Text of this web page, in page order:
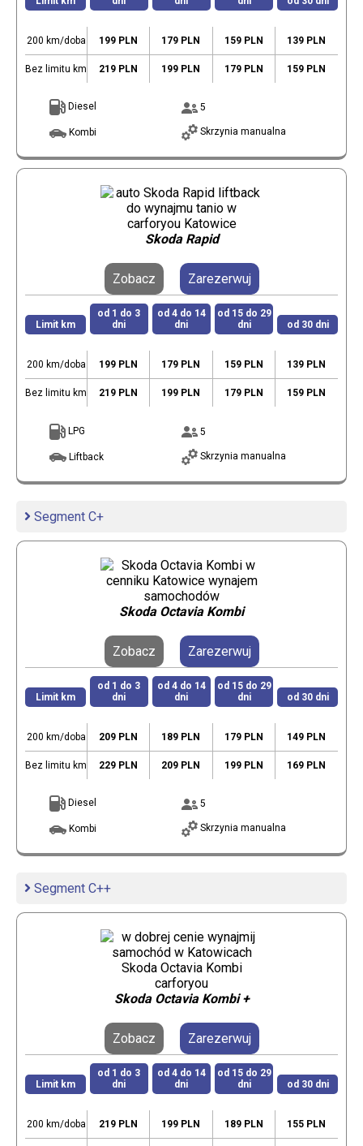
200 km/doba 199 PLN 179 PLN 159 PLN 139 PLN
Bez limitu km 219 PLN 199 PLN 179 PLN 159 PLN
Diesel 5
Kombi Skrzynia manualna
Skoda Rapid
Zobacz Zarezerwuj
Limit km
od 1 do 3
dni
od 4 do 14
dni
od 15 do 29
dni
od 30 dni
200 km/doba 199 PLN 179 PLN 159 PLN 139 PLN
Bez limitu km 219 PLN 199 PLN 179 PLN 159 PLN
LPG 5
Liftback Skrzynia manualna
Segment C+
Skoda Octavia Kombi
Zobacz Zarezerwuj
Limit km
od 1 do 3
dni
od 4 do 14
dni
od 15 do 29
dni
od 30 dni
200 km/doba 209 PLN 189 PLN 179 PLN 149 PLN
Bez limitu km 229 PLN 209 PLN 199 PLN 169 PLN
Diesel 5
Kombi Skrzynia manualna
Segment C++
Skoda Octavia Kombi +
Zobacz Zarezerwuj
Limit km
od 1 do 3
dni
od 4 do 14
dni
od 15 do 29
dni
od 30 dni
200 km/doba 219 PLN 199 PLN 189 PLN 155 PLN